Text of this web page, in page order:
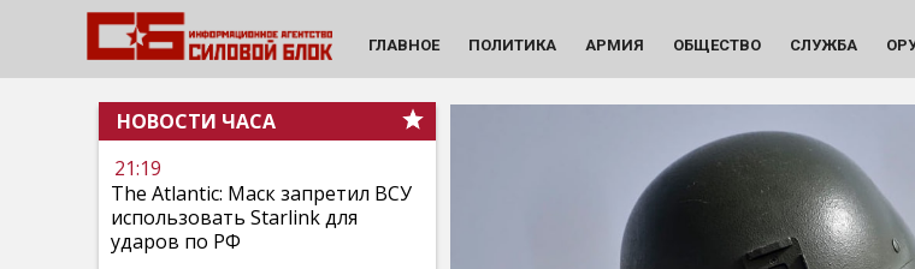
ГЛАВНОЕ ПОЛИТИКА АРМИЯ ОБЩЕСТВО СЛУЖБА
НОВОСТИ ЧАСА
21:19
The Atlantic: Маск запретил ВСУ
использовать Starlink для
ударов по РФ